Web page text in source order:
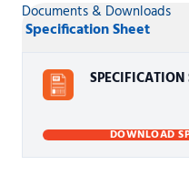
Documents & Downloads
Specification Sheet
SPECIFICATION
DOWNLOAD